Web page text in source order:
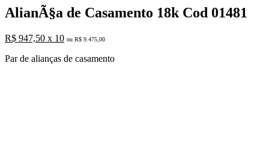
AlianÃ§a de Casamento 18k Cod 01481
R$ 947,50 x 10 ou R$ 9.475,00
Par de alianças de casamento